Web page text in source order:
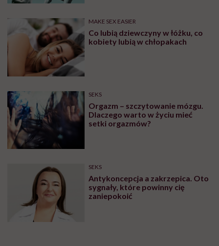
MAKE SEX EASIER
Co lubią dziewczyny w łóżku, co
kobiety lubią w chłopakach
SEKS
Orgazm – szczytowanie mózgu.
Dlaczego warto w życiu mieć
setki orgazmów?
SEKS
Antykoncepcja a zakrzepica. Oto
sygnały, które powinny cię
zaniepokoić